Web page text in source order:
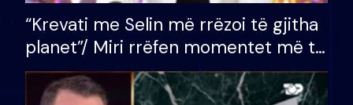
“Krevati me Selin më rrëzoi të gjitha
planet”/ Miri rrëfen momentet më të
bukura në shtëpinë e BB VIP: Do më
mungojë zilja e mëngjesit kur…